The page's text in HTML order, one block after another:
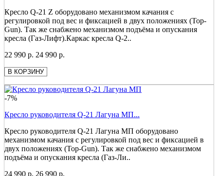
Кресло Q-21 Z оборудовано механизмом качания с
регулировкой под вес и фиксацией в двух положениях (Top-
Gun). Так же снабжено механизмом подъёма и опускания
кресла (Газ-Лифт).Каркас кресла Q-2..
22 990 р. 24 990 р.
В КОРЗИНУ
-7%
Кресло руководителя Q-21 Лагуна МП...
Кресло руководителя Q-21 Лагуна МП оборудовано
механизмом качания с регулировкой под вес и фиксацией в
двух положениях (Top-Gun). Так же снабжено механизмом
подъёма и опускания кресла (Газ-Ли..
24 990 р. 26 990 р.